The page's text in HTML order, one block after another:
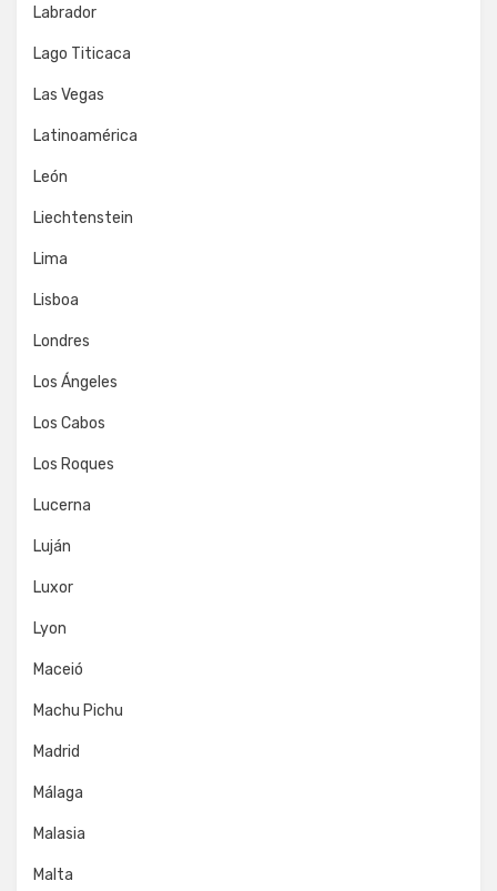
Labrador
Lago Titicaca
Las Vegas
Latinoamérica
León
Liechtenstein
Lima
Lisboa
Londres
Los Ángeles
Los Cabos
Los Roques
Lucerna
Luján
Luxor
Lyon
Maceió
Machu Pichu
Madrid
Málaga
Malasia
Malta